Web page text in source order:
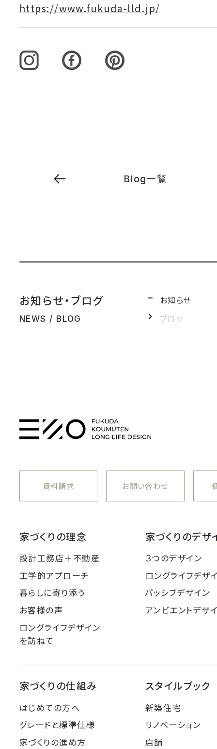
https://www.fukuda-lld.jp/
Blog一覧
お知らせ・ブログ
NEWS / BLOG
お知らせ
ブログ
資料請求 お問い合わせ
家づくりの理念
設計工務店＋不動産
工学的アプローチ
暮らしに寄り添う
お客様の声
ロングライフデザイン
を訪ねて
家づくりのデザ
３つのデザイン
ロングライフデザ
パッシブデザイン
アンビエントデザ
家づくりの仕組み
はじめての方へ
グレードと標準仕様
家づくりの進め方
スタイルブック
新築住宅
リノベーション
店舗